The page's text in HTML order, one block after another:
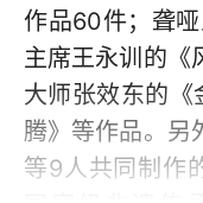
作品60件；聋
主席王永训的《
大师张效东的《
腾》等作品。另
等9人共同制作